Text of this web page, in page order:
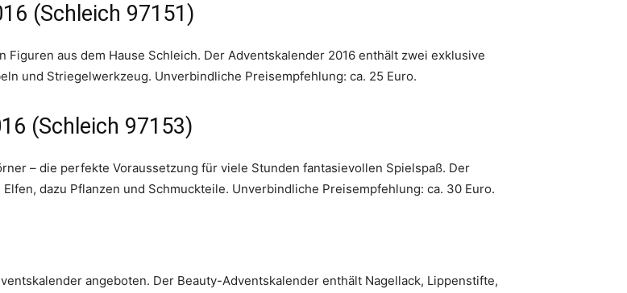
(Schleich 97151)
aus dem Hause Schleich. Der Adventskalender 2016 enthält zwei exklusive
und Striegelwerkzeug. Unverbindliche Preisempfehlung: ca. 25 Euro.
(Schleich 97153)
– die perfekte Voraussetzung für viele Stunden fantasievollen Spielspaß. Der
dazu Pflanzen und Schmuckteile. Unverbindliche Preisempfehlung: ca. 30 Euro.
angeboten. Der Beauty-Adventskalender enthält Nagellack, Lippenstifte,